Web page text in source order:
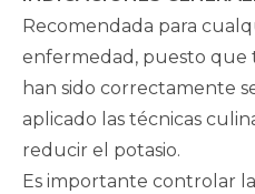
Recomendada para
enfermedad, puesto que
han sido correctamente
aplicado las técnicas
reducir el potasio.
Es importante controlar